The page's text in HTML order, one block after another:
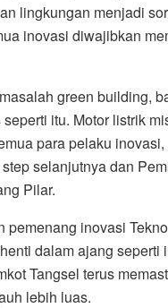
lingkungan menjadi
inovasi diwajibkan
green building,
itu. Motor listrik
para pelaku
selanjutnya dan
Pilar.
pemenang inovasi
dalam ajang seperti
Tangsel terus
lebih luas.